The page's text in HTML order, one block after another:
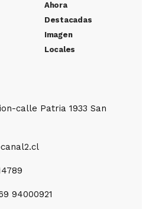
Ahora
Destacadas
Imagen
Locales
calle Patria 1933 San
94000921